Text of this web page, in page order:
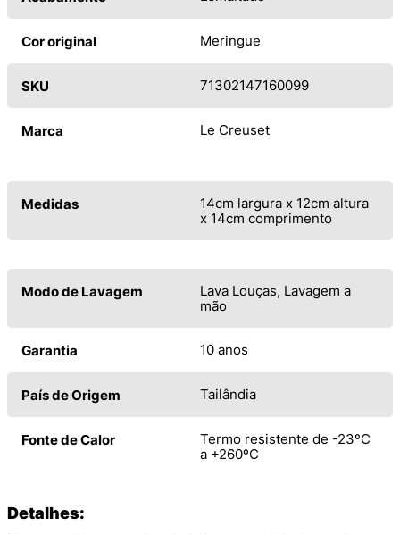
Cor original Meringue
SKU 71302147160099
Marca Le Creuset
Medidas
14cm largura x 12cm altura
x 14cm comprimento
Modo de Lavagem
Lava Louças, Lavagem a
mão
Garantia 10 anos
País de Origem Tailândia
Fonte de Calor
Termo resistente de -23ºC
a +260ºC
Detalhes: